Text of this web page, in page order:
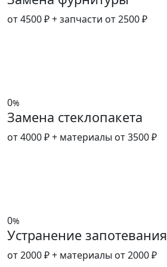
от 4500 ₽+ запчасти от 2500 ₽
0%
Замена стеклопакета
от 4000 ₽+ материалы от 3500 ₽
0%
Устранение запотевания
от 2000 ₽+ материалы от 2000 ₽